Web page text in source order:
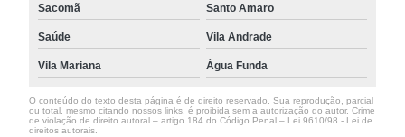
Sacomã Santo Amaro
Saúde Vila Andrade
Vila Mariana Água Funda
O conteúdo do texto desta página é de direito reservado. Sua reprodução, parcial
ou total, mesmo citando nossos links, é proibida sem a autorização do autor. Crime
de violação de direito autoral – artigo 184 do Código Penal – Lei 9610/98 - Lei de
direitos autorais